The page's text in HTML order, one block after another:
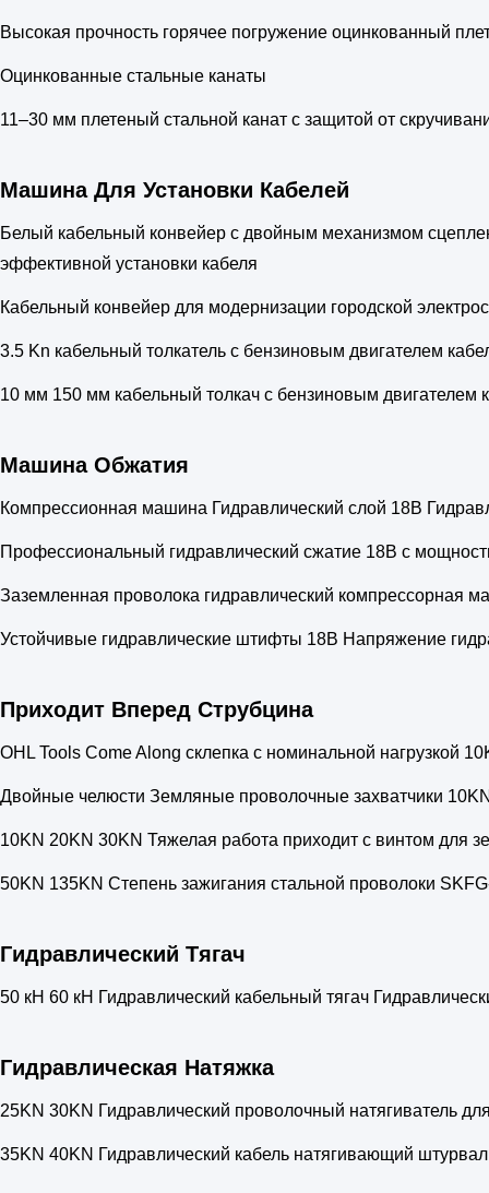
Высокая прочность горячее погружение оцинкованный
Оцинкованные стальные канаты
11–30 мм плетеный стальной канат с защитой от
Машина Для Установки Кабелей
Белый кабельный конвейер с двойным механизмом
эффективной установки кабеля
Кабельный конвейер для модернизации городской
3.5 Kn кабельный толкатель с бензиновым двигателем
10 мм 150 мм кабельный толкач с бензиновым двигателем
Машина Обжатия
Компрессионная машина Гидравлический слой 18В
Профессиональный гидравлический сжатие 18В с
Заземленная проволока гидравлический компрессорная
Устойчивые гидравлические штифты 18В Напряжение
Приходит Вперед Струбцина
OHL Tools Come Along склепка с номинальной нагрузкой
Двойные челюсти Земляные проволочные захватчики
10KN 20KN 30KN Тяжелая работа приходит с винтом для
50KN 135KN Степень зажигания стальной проволоки
Гидравлический Тягач
50 кН 60 кН Гидравлический кабельный тягач
Гидравлическая Натяжка
25KN 30KN Гидравлический проволочный натягиватель
35KN 40KN Гидравлический кабель натягивающий